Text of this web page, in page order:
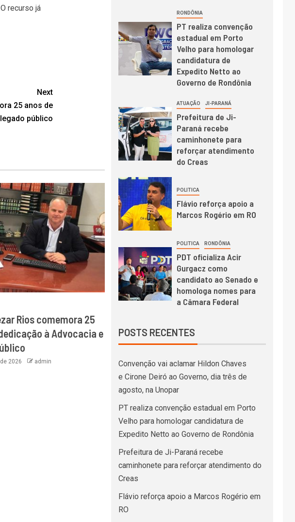
recurso já
Next
25 anos de
público
Rios comemora 25
à Advocacia e
2026 admin
RONDÔNIA
PT realiza convenção
estadual em Porto
Velho para homologar
candidatura de
Expedito Netto ao
Governo de Rondônia
ATUAÇÃO JI-PARANÁ
Prefeitura de Ji-
Paraná recebe
caminhonete para
reforçar atendimento
do Creas
POLITICA
Flávio reforça apoio a
Marcos Rogério em RO
POLITICA RONDÔNIA
PDT oficializa Acir
Gurgacz como
candidato ao Senado e
homologa nomes para
a Câmara Federal
POSTS RECENTES
Convenção vai aclamar Hildon Chaves
e Cirone Deiró ao Governo, dia três de
agosto, na Unopar
PT realiza convenção estadual em Porto
Velho para homologar candidatura de
Expedito Netto ao Governo de Rondônia
Prefeitura de Ji-Paraná recebe
caminhonete para reforçar atendimento do
Creas
Flávio reforça apoio a Marcos Rogério em
RO